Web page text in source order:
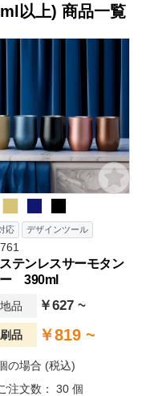
以上) 商品一覧
応 デザインツール
テンレスサーモタン
390ml
品 ￥627 ~
品 ￥819 ~
の場合 (税込)
注文数： 30 個